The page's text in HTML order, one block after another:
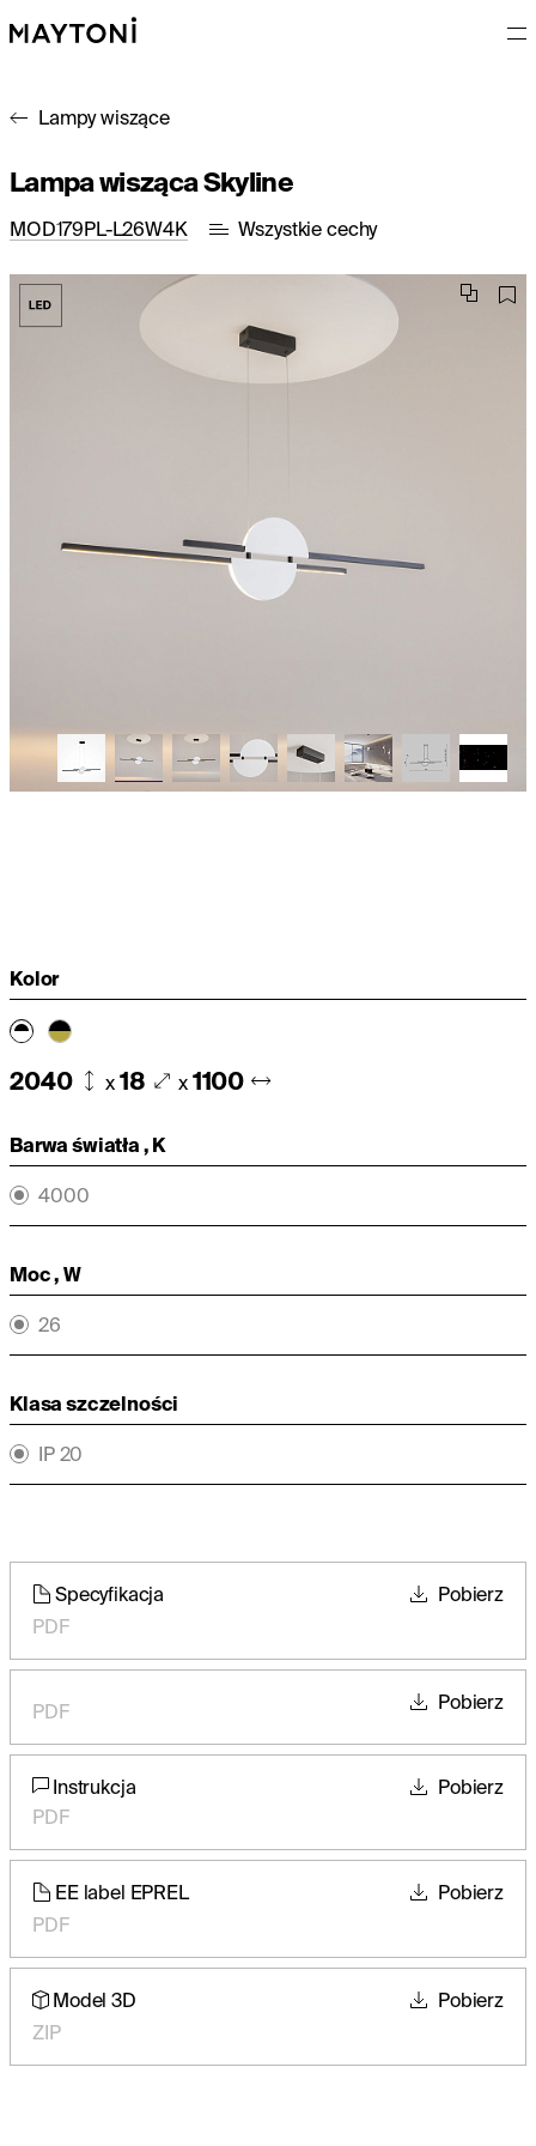
Lampy wiszące
Lampa wisząca Skyline
MOD179PL-L26W4K Wszystkie cechy
Kolor
2040 x 18 x 1100
Barwa światła , K
4000
Moc , W
26
Klasa szczelności
IP 20
Specyfikacja
PDF
Pobierz
PDF Pobierz
Instrukcja
PDF
Pobierz
EE label EPREL
PDF
Pobierz
Model 3D
ZIP
Pobierz